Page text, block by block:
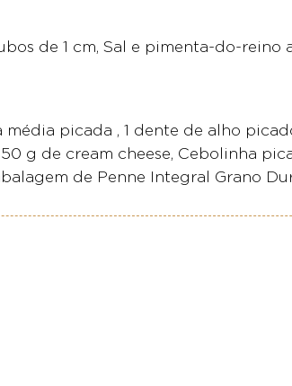
de 1 cm, Sal e pimenta-do-reino
picada , 1 dente de alho
g de cream cheese, Cebolinha
de Penne Integral Grano